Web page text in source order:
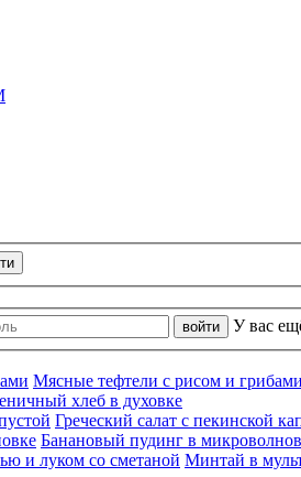
У вас
Мясные тефтели с рисом и грибами
хлеб в духовке
Греческий салат с пекинской
Банановый пудинг в
Минтай в